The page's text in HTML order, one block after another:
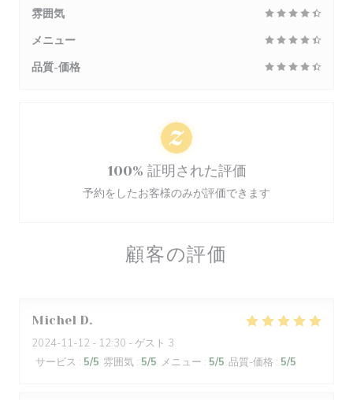
顧客の評価
Michel D
2024-11-12 - 12:30 - ゲスト 3
サービス : 5/5 雰囲気 : 5/5 メニュー : 5/5 品質-価格 : 5/5
雰囲気
メニュー
品質-価格
100% 証明された評価
予約をしたお客様のみが評価できます